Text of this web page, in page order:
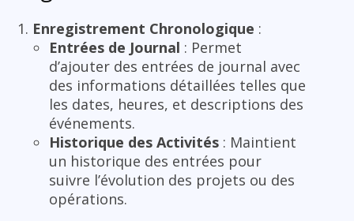
Enregistrement Chronologique :
Entrées de Journal : Permet
d’ajouter des entrées de journal avec
des informations détaillées telles que
les dates, heures, et descriptions des
événements.
Historique des Activités : Maintient
un historique des entrées pour
suivre l’évolution des projets ou des
opérations.